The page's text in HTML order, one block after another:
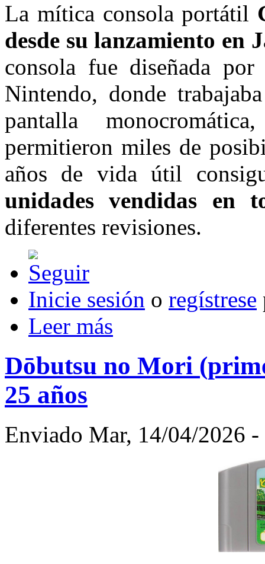
La mítica consola portátil
desde su lanzamiento en
consola fue diseñada
Nintendo, donde
pantalla
permitieron miles de
años de vida útil
unidades vendidas en
diferentes revisiones.
Inicie sesión o regístrese
Leer más
Dōbutsu no Mori
25 años
Enviado Mar, 14/04/2026